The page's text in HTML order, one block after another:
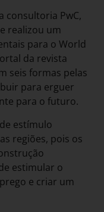
consultoria PwC,
realizou um
para o World
da revista
seis formas pelas
para erguer
para o futuro.
estímulo
regiões, pois os
estimular o
e criar um